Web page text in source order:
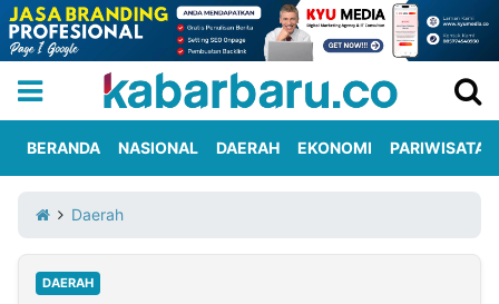
Iklan
Berita
Kami
BERANDA NASIONAL DAERAH EKONOMI PARIWISATA
Daerah
DAERAH